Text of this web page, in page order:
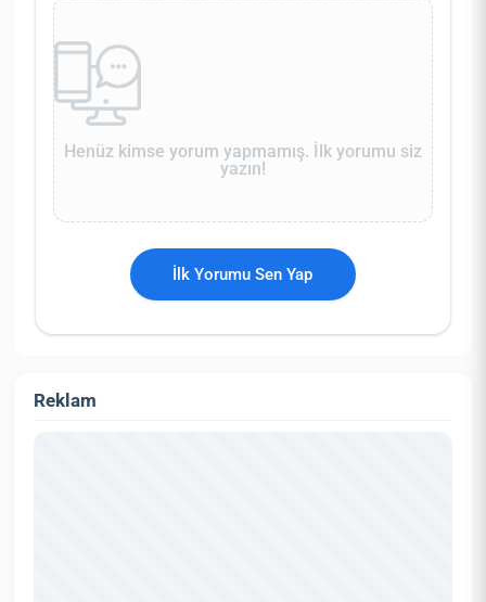
Henüz kimse yorum yapmamış. İlk yorumu siz
yazın!
İlk Yorumu Sen Yap
Reklam